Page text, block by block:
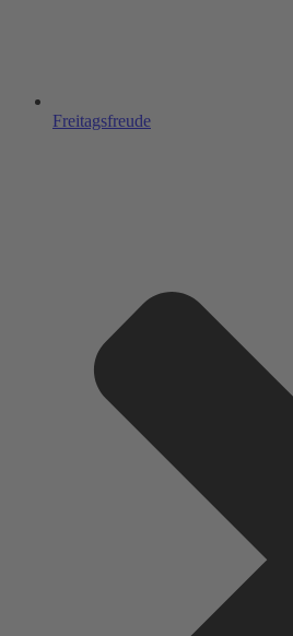
Freitagsfreude